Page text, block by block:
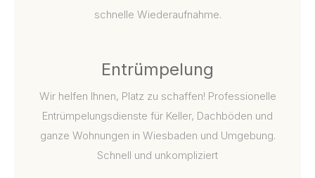
schnelle Wiederaufnahme.
Entrümpelung
Wir helfen Ihnen, Platz zu schaffen! Professionelle
Entrümpelungsdienste für Keller, Dachböden und
ganze Wohnungen in Wiesbaden und Umgebung.
Schnell und unkompliziert